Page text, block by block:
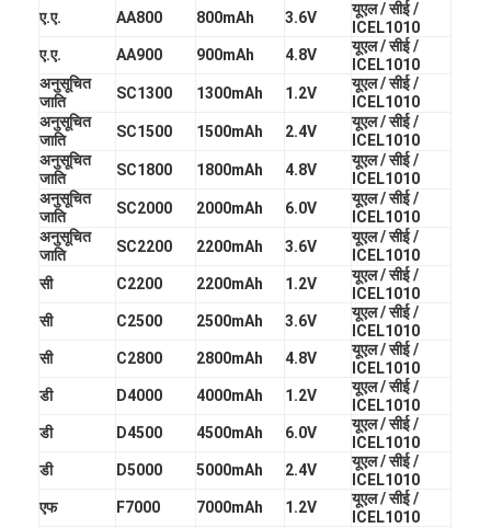
कारखाना भ्रमण
संपर्क करें
समाचार
अब बात करो
लिथियम आयन रिचार्जेबल बैटरी
लिथियम पॉलिमर बैटरी
ए.ए. AA800 800mAh 3.6V
यूएल / सीई /
ICEL1010
ए.ए.
AA900 900mAh 4.8V
यूएल / सीई /
ICEL1010
अनुसूचित
जाति
SC1300 1300mAh 1.2V
यूएल / सीई /
ICEL1010
अनुसूचित
जाति
SC1500 1500mAh 2.4V
यूएल / सीई /
ICEL1010
अनुसूचित
जाति
SC1800 1800mAh 4.8V
यूएल / सीई /
ICEL1010
अनुसूचित
जाति
SC2000 2000mAh 6.0V
यूएल / सीई /
ICEL1010
अनुसूचित
जाति
SC2200 2200mAh 3.6V
यूएल / सीई /
ICEL1010
सी
C2200 2200mAh 1.2V
यूएल / सीई /
ICEL1010
सी
C2500 2500mAh 3.6V
यूएल / सीई /
ICEL1010
सी
C2800 2800mAh 4.8V
यूएल / सीई /
ICEL1010
डी
D4000 4000mAh 1.2V
यूएल / सीई /
ICEL1010
डी
D4500 4500mAh 6.0V
यूएल / सीई /
ICEL1010
डी
D5000 5000mAh 2.4V
यूएल / सीई /
ICEL1010
एफ
F7000 7000mAh 1.2V
यूएल / सीई /
ICEL1010